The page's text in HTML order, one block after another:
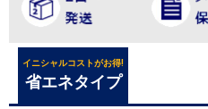
イニシャルコストがお得!
省エネタイプ